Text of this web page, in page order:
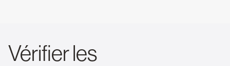
Vérifier les